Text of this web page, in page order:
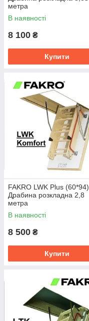
метра
В наявності
8 100 ₴
Купити
FAKRO LWK Plus (60*94)
Драбина розкладна 2,8
метра
В наявності
8 500 ₴
Купити